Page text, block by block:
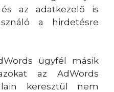
az adatkezelő is
a hirdetésre
ügyfél másik
az AdWords
keresztül nem